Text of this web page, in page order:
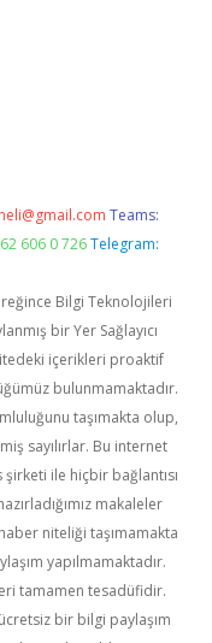
Teams:
606 0 726 Telegram:
Bilgi Teknolojileri
bir Yer Sağlayıcı
içerikleri proaktif
bulunmamaktadır.
taşımakta olup,
sayılırlar. Bu internet
ile hiçbir bağlantısı
makaleler
niteliği taşımamakta
yapılmamaktadır.
tamamen tesadüfidir.
bir bilgi paylaşım